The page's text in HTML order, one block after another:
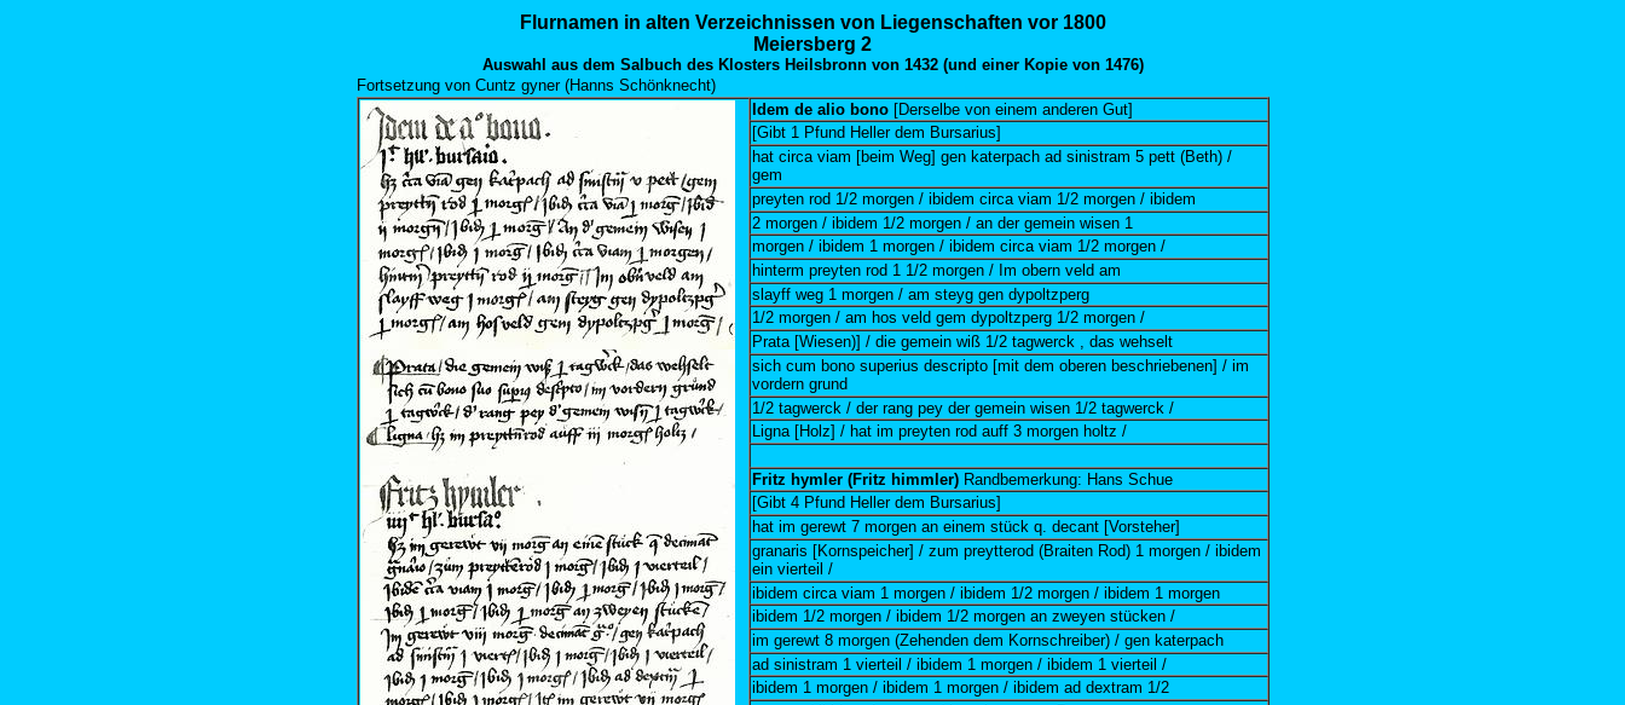
Flurnamen in alten Verzeichnissen von Liegenschaften vor 1800
Meiersberg 2
Auswahl aus dem Salbuch des Klosters Heilsbronn von 1432 (und einer Kopie von 1476)
Fortsetzung von Cuntz gyner (Hanns Schönknecht)
Idem de alio bono [Derselbe von einem anderen Gut]
[Gibt 1 Pfund Heller dem Bursarius]
hat circa viam [beim Weg] gen katerpach ad sinistram 5 pett (Beth) /
gem
preyten rod 1/2 morgen / ibidem circa viam 1/2 morgen / ibidem
2 morgen / ibidem 1/2 morgen / an der gemein wisen 1
morgen / ibidem 1 morgen / ibidem circa viam 1/2 morgen /
hinterm preyten rod 1 1/2 morgen / Im obern veld am
slayff weg 1 morgen / am steyg gen dypoltzperg
1/2 morgen / am hos veld gem dypoltzperg 1/2 morgen /
Prata [Wiesen)] / die gemein wiß 1/2 tagwerck , das wehselt
sich cum bono superius descripto [mit dem oberen beschriebenen] / im
vordern grund
1/2 tagwerck / der rang pey der gemein wisen 1/2 tagwerck /
Ligna [Holz] / hat im preyten rod auff 3 morgen holtz /
Fritz hymler (Fritz himmler)Randbemerkung: Hans Schue
[Gibt 4 Pfund Heller dem Bursarius]
hat im gerewt 7 morgen an einem stück q. decant [Vorsteher]
granaris [Kornspeicher] / zum preytterod (Braiten Rod) 1 morgen / ibidem
ein vierteil /
ibidem circa viam 1 morgen / ibidem 1/2 morgen / ibidem 1 morgen
ibidem 1/2 morgen / ibidem 1/2 morgen an zweyen stücken /
im gerewt 8 morgen (Zehenden dem Kornschreiber) / gen katerpach
ad sinistram 1 vierteil / ibidem 1 morgen / ibidem 1 vierteil /
ibidem 1 morgen / ibidem 1 morgen / ibidem ad dextram 1/2